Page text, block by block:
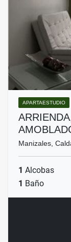
APARTAESTUDIO
Manizales,
1 Alcobas
1 Baño